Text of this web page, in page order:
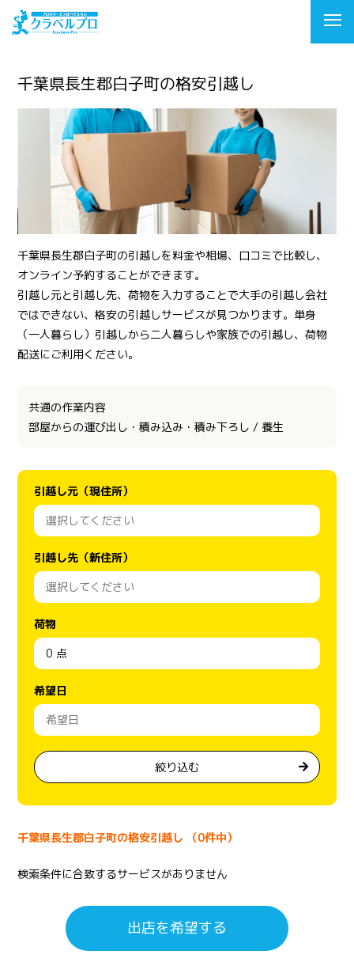
千葉県長生郡白子町の格安引越し
千葉県長生郡白子町の引越しを料金や相場、口コミで比較し、
オンライン予約することができます。
引越し元と引越し先、荷物を入力することで大手の引越し会社
ではできない、格安の引越しサービスが見つかります。単身
（一人暮らし）引越しから二人暮らしや家族での引越し、荷物
配送にご利用ください。
共通の作業内容
部屋からの運び出し・積み込み・積み下ろし / 養生
引越し元（現住所）
引越し先（新住所）
荷物
希望日
絞り込む
千葉県長生郡白子町の格安引越し （0件中）
検索条件に合致するサービスがありません
出店を希望する